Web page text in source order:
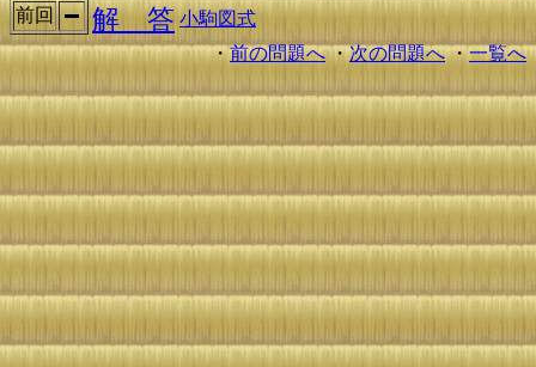
前回 解 答 小駒図式
・前の問題へ・次の問題へ・一覧へ